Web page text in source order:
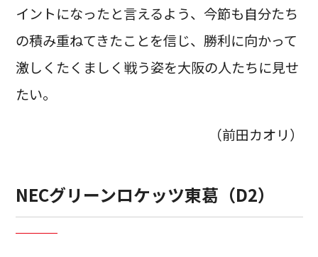
イントになったと言えるよう、今節も自分たち
の積み重ねてきたことを信じ、勝利に向かって
激しくたくましく戦う姿を大阪の人たちに見せ
たい。
（前田カオリ）
NECグリーンロケッツ東葛（D2）